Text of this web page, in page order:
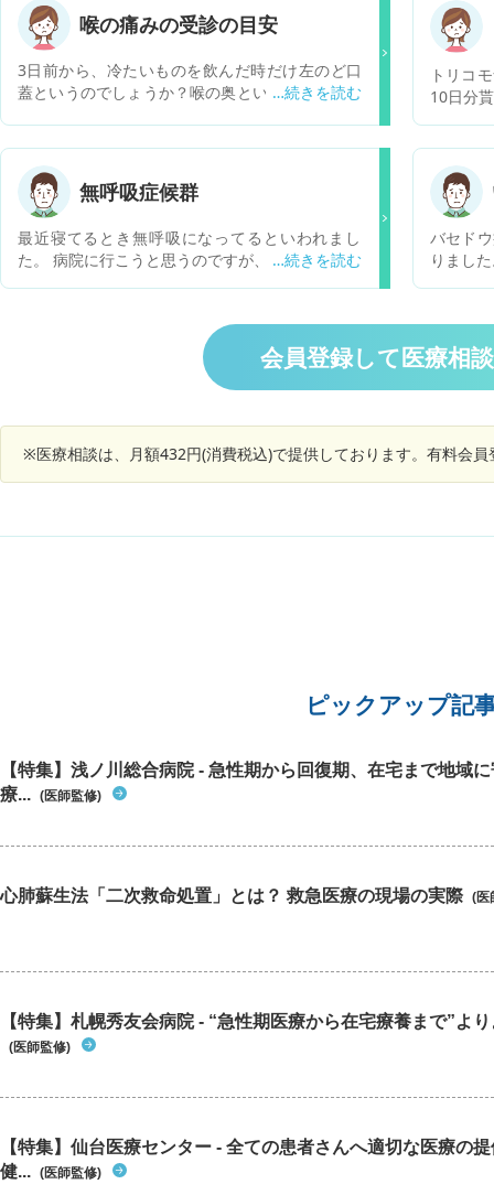
喉の痛みの受診の目安
3日前から、冷たいものを飲んだ時だけ左のど口
蓋というのでしょうか？喉の奥というよりは、カ
何も飲んだり食べたりしていない時は少し違和感
がある気もします。 風邪症状はありませんが、花
粉症でくしゃみ鼻水はでます。 関係あるか分かり
ませんが、3日前に肺活量の検査はしました。 受
診の目安を教えてください。
トリコ
10日分
などが
時点で
確率は
無呼吸症候群
最近寝てるとき無呼吸になってるといわれまし
た。 病院に行こうと思うのですが、無呼吸症候群
バセド
りまし
ウ病の
ますか？
会員登録して医療相
※医療相談は、月額432円(消費税込)で提供しております。有料会
ピックアップ記
【特集】浅ノ川総合病院 - 急性期から回復期、在宅まで地域
療... (医師監修)
心肺蘇生法「二次救命処置」とは？ 救急医療の現場の実際 (医
【特集】札幌秀友会病院 - “急性期医療から在宅療養まで”よ
(医師監修)
【特集】仙台医療センター - 全ての患者さんへ適切な医療の
健... (医師監修)